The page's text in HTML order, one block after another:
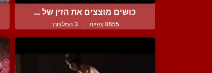
כושים מוצצים את הזין של ...
8655 צפיות | 3 המלצות